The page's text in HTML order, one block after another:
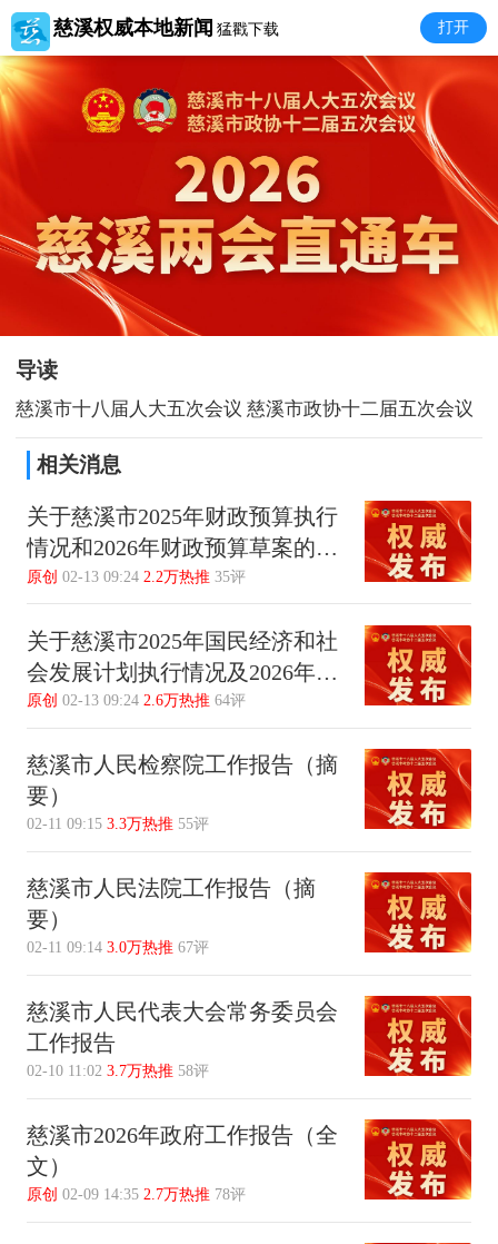
慈溪权威本地新闻 猛戳下载 打开
导读
慈溪市十八届人大五次会议 慈溪市政协十二届五次会议
相关消息
关于慈溪市2025年财政预算执行
情况和2026年财政预算草案的报
告（摘要）
原创 02-13 09:24 2.2万热推 35评
关于慈溪市2025年国民经济和社
会发展计划执行情况及2026年国
民经济和社会发展计划草案的报
告（摘要）
原创 02-13 09:24 2.6万热推 64评
慈溪市人民检察院工作报告（摘
要）
02-11 09:15 3.3万热推 55评
慈溪市人民法院工作报告（摘
要）
02-11 09:14 3.0万热推 67评
慈溪市人民代表大会常务委员会
工作报告
02-10 11:02 3.7万热推 58评
慈溪市2026年政府工作报告（全
文）
原创 02-09 14:35 2.7万热推 78评